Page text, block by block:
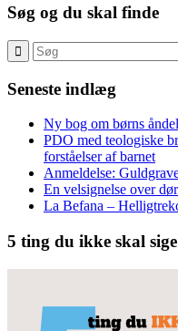
Søg og du skal finde
Seneste indlæg
Ny bog om børns
PDO med teologiske
forståelser af barnet
Anmeldelse:
En velsignelse over
La Befana –
5 ting du ikke skal